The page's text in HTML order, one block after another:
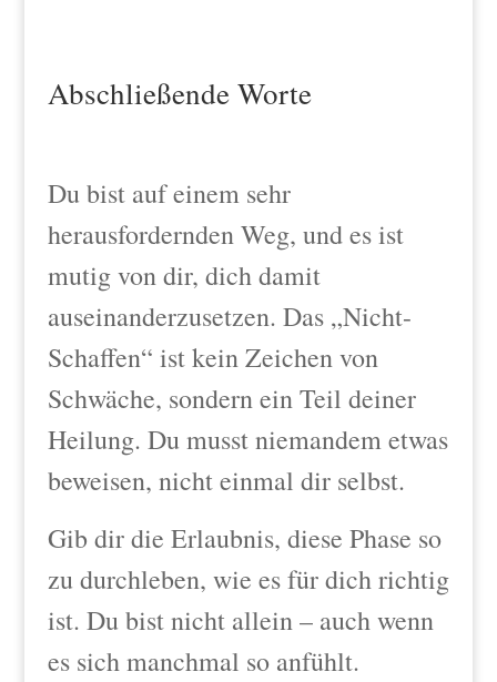
Abschließende Worte
Du bist auf einem sehr
herausfordernden Weg, und es ist
mutig von dir, dich damit
auseinanderzusetzen. Das „Nicht-
Schaffen“ ist kein Zeichen von
Schwäche, sondern ein Teil deiner
Heilung. Du musst niemandem etwas
beweisen, nicht einmal dir selbst.
Gib dir die Erlaubnis, diese Phase so
zu durchleben, wie es für dich richtig
ist. Du bist nicht allein – auch wenn
es sich manchmal so anfühlt.